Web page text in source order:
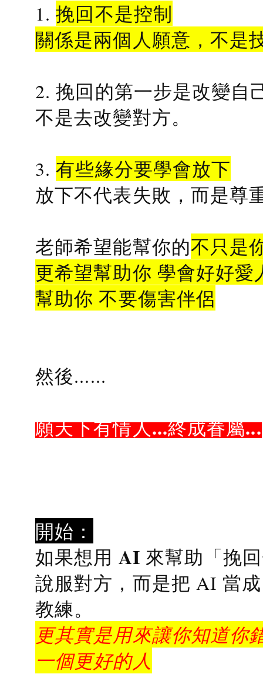
1.挽回不是控制
關係是兩個人願意，不是
2. 挽回的第一步是改變自
不是去改變對方。
3.有些緣分要學會放下
放下不代表失敗，而是尊
老師希望能幫你的不只是
更希望幫助你 學會好好愛
幫助你 不要傷害伴侶
然後......
願天下有情人...終成眷屬...
開始：
如果想用 AI 來幫助「挽
說服對方，而是把 AI 當
教練。
更其實是用來讓你知道你
一個更好的人